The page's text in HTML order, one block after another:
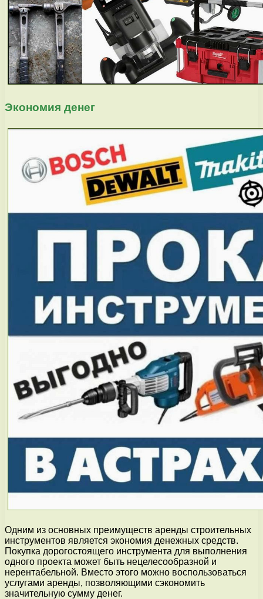
Экономия денег
Одним из основных преимуществ аренды строительных
инструментов является экономия денежных средств.
Покупка дорогостоящего инструмента для выполнения
одного проекта может быть нецелесообразной и
нерентабельной. Вместо этого можно воспользоваться
услугами аренды, позволяющими сэкономить
значительную сумму денег.